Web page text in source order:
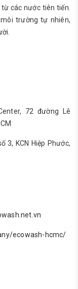
các nước tiên tiến.
trường tự nhiên,
72 đường Lê
3, KCN Hiệp Phước,
ecowash-hcmc/